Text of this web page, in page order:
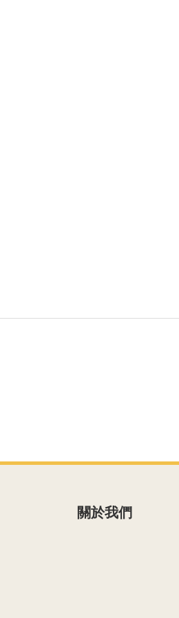
關於我們